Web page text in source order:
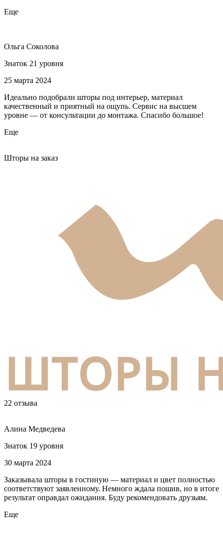
Еще
Ольга Соколова
Знаток 21 уровня
25 марта 2024
Идеально подобрали шторы под интерьер, материал
качественный и приятный на ощупь. Сервис на высшем
уровне — от консультации до монтажа. Спасибо большое!
Еще
Шторы на заказ
22 отзыва
Алина Медведева
Знаток 19 уровня
30 марта 2024
Заказывала шторы в гостиную — материал и цвет полностью
соответствуют заявленному. Немного ждала пошив, но в итоге
результат оправдал ожидания. Буду рекомендовать друзьям.
Еще